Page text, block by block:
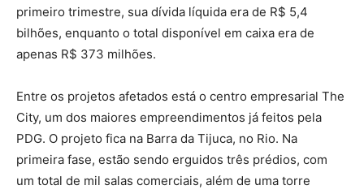
primeiro trimestre, sua dívida líquida era de R$ 5,4
bilhões, enquanto o total disponível em caixa era de
apenas R$ 373 milhões.
Entre os projetos afetados está o centro empresarial The
City, um dos maiores empreendimentos já feitos pela
PDG. O projeto fica na Barra da Tijuca, no Rio. Na
primeira fase, estão sendo erguidos três prédios, com
um total de mil salas comerciais, além de uma torre